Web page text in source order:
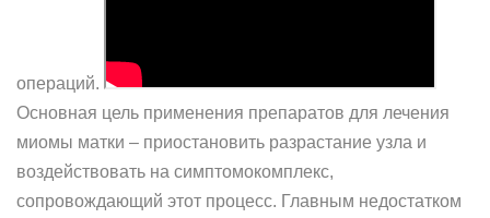
операций.
Основная цель применения препаратов для лечения
миомы матки – приостановить разрастание узла и
воздействовать на симптомокомплекс,
сопровождающий этот процесс. Главным недостатком